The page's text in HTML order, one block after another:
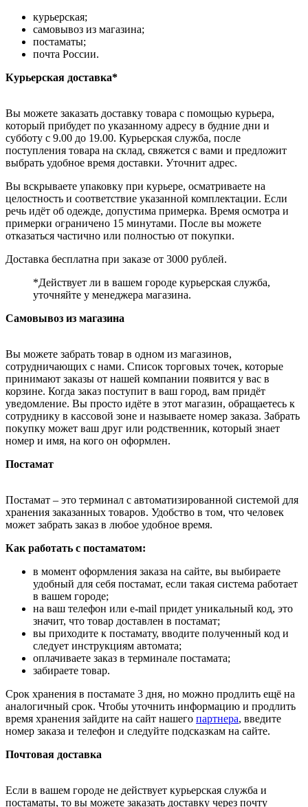
курьерская;
самовывоз из магазина;
постаматы;
почта России.
Курьерская доставка*
Вы можете заказать доставку товара с помощью курьера,
который прибудет по указанному адресу в будние дни и
субботу с 9.00 до 19.00. Курьерская служба, после
поступления товара на склад, свяжется с вами и предложит
выбрать удобное время доставки. Уточнит адрес.
Вы вскрываете упаковку при курьере, осматриваете на
целостность и соответствие указанной комплектации. Если
речь идёт об одежде, допустима примерка. Время осмотра и
примерки ограничено 15 минутами. После вы можете
отказаться частично или полностью от покупки.
Доставка бесплатна при заказе от 3000 рублей.
*Действует ли в вашем городе курьерская служба,
уточняйте у менеджера магазина.
Самовывоз из магазина
Вы можете забрать товар в одном из магазинов,
сотрудничающих с нами. Список торговых точек, которые
принимают заказы от нашей компании появится у вас в
корзине. Когда заказ поступит в ваш город, вам придёт
уведомление. Вы просто идёте в этот магазин, обращаетесь к
сотруднику в кассовой зоне и называете номер заказа. Забрать
покупку может ваш друг или родственник, который знает
номер и имя, на кого он оформлен.
Постамат
Постамат – это терминал с автоматизированной системой для
хранения заказанных товаров. Удобство в том, что человек
может забрать заказ в любое удобное время.
Как работать с постаматом:
в момент оформления заказа на сайте, вы выбираете
удобный для себя постамат, если такая система работает
в вашем городе;
на ваш телефон или e-mail придет уникальный код, это
значит, что товар доставлен в постамат;
вы приходите к постамату, вводите полученный код и
следует инструкциям автомата;
оплачиваете заказ в терминале постамата;
забираете товар.
Срок хранения в постамате 3 дня, но можно продлить ещё на
аналогичный срок. Чтобы уточнить информацию и продлить
время хранения зайдите на сайт нашего партнера, введите
номер заказа и телефон и следуйте подсказкам на сайте.
Почтовая доставка
Если в вашем городе не действует курьерская служба и
постаматы, то вы можете заказать доставку через почту